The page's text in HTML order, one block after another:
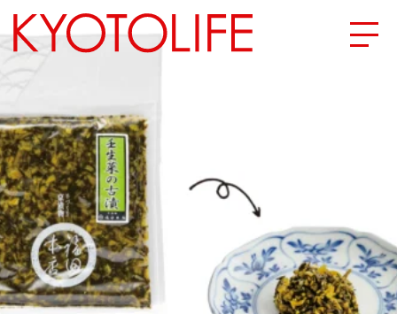
地図から探す
カテゴリーから探す
SPECIAL
NEW OPEN